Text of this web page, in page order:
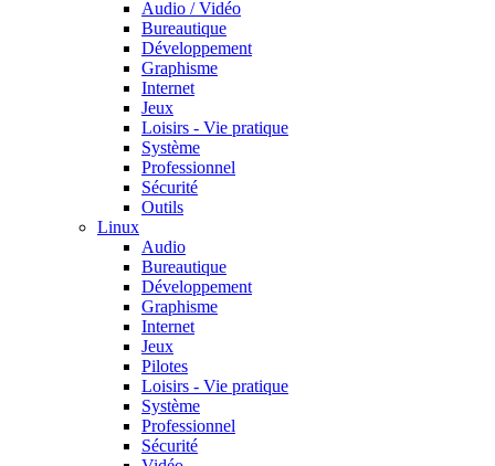
Audio / Vidéo
Bureautique
Développement
Graphisme
Internet
Jeux
Loisirs - Vie pratique
Système
Professionnel
Sécurité
Outils
Linux
Audio
Bureautique
Développement
Graphisme
Internet
Jeux
Pilotes
Loisirs - Vie pratique
Système
Professionnel
Sécurité